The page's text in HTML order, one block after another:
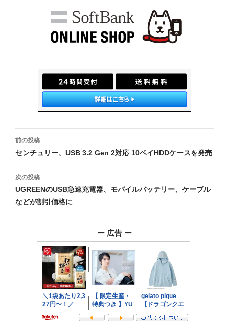
投
稿
ナ
ビ
ゲ
前の投稿
センチュリー、USB 3.2 Gen 2対応 10ベイHDDケースを発売
次の投稿
UGREENのUSB急速充電器、モバイルバッテリー、ケーブル
などが割引価格に
ー 広告 ー